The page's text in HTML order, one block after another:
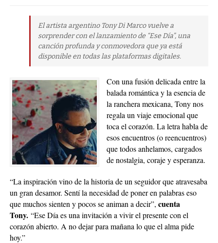
El artista argentino Tony Di Marco vuelve a
sorprender con el lanzamiento de “Ese Día”, una
canción profunda y conmovedora que ya está
disponible en todas las plataformas digitales.
Con una fusión delicada entre la
balada romántica y la esencia de
la ranchera mexicana, Tony nos
regala un viaje emocional que
toca el corazón. La letra habla de
esos encuentros (o reencuentros)
que todos anhelamos, cargados
de nostalgia, coraje y esperanza.
“La inspiración vino de la historia de un seguidor que atravesaba
un gran desamor. Sentí la necesidad de poner en palabras eso
que muchos sienten y pocos se animan a decir”, cuenta
Tony. “Ese Día es una invitación a vivir el presente con el
corazón abierto. A no dejar para mañana lo que el alma pide
hoy.”